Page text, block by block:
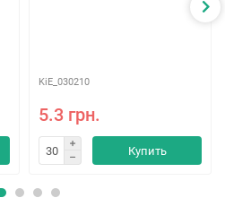
KiE_030210
5.3 грн.
Купить